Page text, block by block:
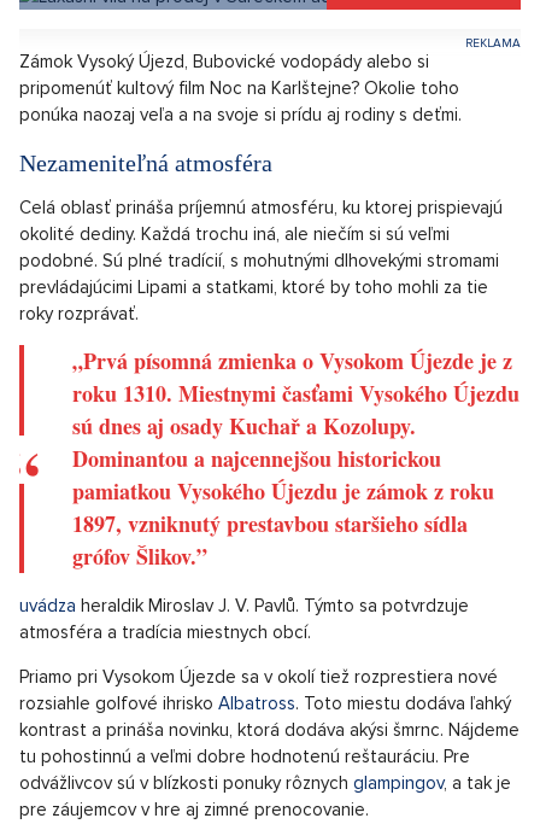
Pokial vás láka nádherná príroda s možnosťou nespočetne
zaujímavých miest na výlety, tu sa vám bude páčiť. Chránená
krajinná oblasť Český kras toho ponúka veľa. Okrem združenia
veľa roztomilých dediniek, sa nedaleko nachádza veľmi známy
svoje si tu prídu i športovci, pretože steny sú tu veľkým
lákadlom všetkých horolezcov. Pre bežcov je tu hneď niekoľko
trás, ktoré môžu pri svojich behoch využiť. V lete to je ideálne
pre milovníkov cyklistiky a pre psíkarov je to raj na zemi.
Luxusní vila na prodej v Šáreckém údolí, Praha 6
Zámok Vysoký Újezd, Bubovické vodopády alebo si
pripomenúť kultový film Noc na Karlštejne? Okolie toho
ponúka naozaj veľa a na svoje si prídu aj rodiny s deťmi.
Nezameniteľná atmosféra
Celá oblasť prináša príjemnú atmosféru, ku ktorej prispievajú
okolité dediny. Každá trochu iná, ale niečím si sú veľmi
podobné. Sú plné tradícií, s mohutnými dlhovekými stromami
prevládajúcimi Lipami a statkami, ktoré by toho mohli za tie
roky rozprávať.
„Prvá písomná zmienka o Vysokom Újezde je z
roku 1310. Miestnymi časťami Vysokého Újezdu
sú dnes aj osady Kuchař a Kozolupy.
Dominantou a najcennejšou historickou
pamiatkou Vysokého Újezdu je zámok z roku